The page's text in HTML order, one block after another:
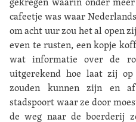
cafeetje was waar
om acht uur zou het al open
even te rusten, een kopje
wat informatie over de
uitgerekend hoe laat zij
zouden kunnen zijn en
stadspoort waar ze door
de weg naar de boerderij